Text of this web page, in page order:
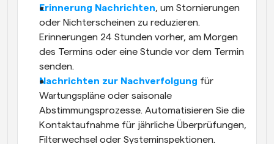
Erinnerung Nachrichten, um Stornierungen
oder Nichterscheinen zu reduzieren.
Erinnerungen 24 Stunden vorher, am Morgen
des Termins oder eine Stunde vor dem Termin
senden.
Nachrichten zur Nachverfolgung für
Wartungspläne oder saisonale
Abstimmungsprozesse. Automatisieren Sie die
Kontaktaufnahme für jährliche Überprüfungen,
Filterwechsel oder Systeminspektionen.